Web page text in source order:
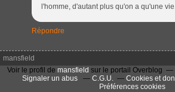
l'homme, d'autant plus qu'on a qu'une
Répondre
mansfield
Voir le profil de mansfield sur le portail Overblog
Signaler un abus
C.G.U.
Cookies et
Préférences cookies